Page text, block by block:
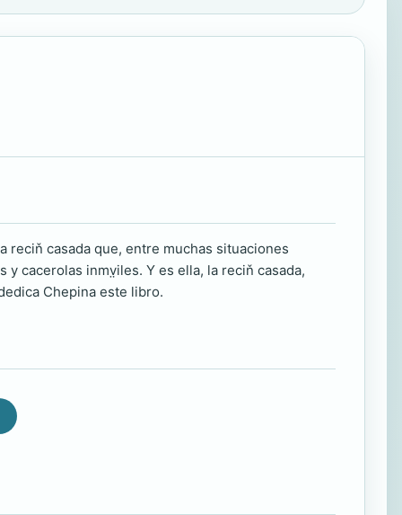
reciň casada que, entre muchas situaciones
cacerolas inmv̤iles. Y es ella, la reciň casada,
Chepina este libro.